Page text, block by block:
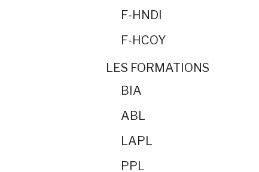
F-HNDI
F-HCOY
LES FORMATIONS
BIA
ABL
LAPL
PPL